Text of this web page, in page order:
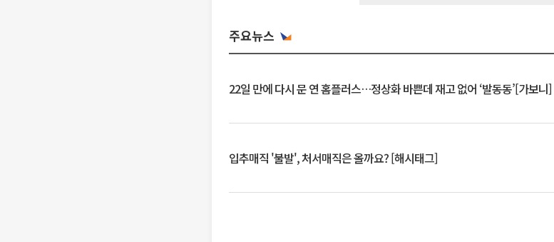
주요뉴스
22일 만에 다시 문 연 홈플러스…정상화 바쁜데 재고 없어 ‘발동동’[가보니]
입추매직 '불발', 처서매직은 올까요? [해시태그]